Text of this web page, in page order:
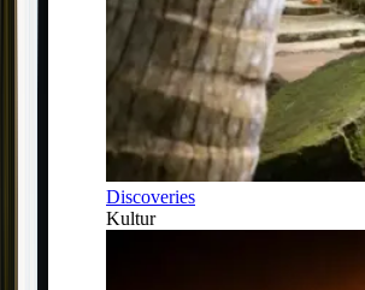
Discoveries
Kultur